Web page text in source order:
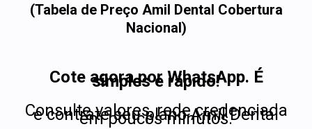
(Tabela de Preço Amil Dental Cobertura
Nacional)
Cote agora por WhatsApp. É
simples e rápido!
Consulte valores, rede credenciada
e contrate seu plano Amil Dental
em poucos minutos.